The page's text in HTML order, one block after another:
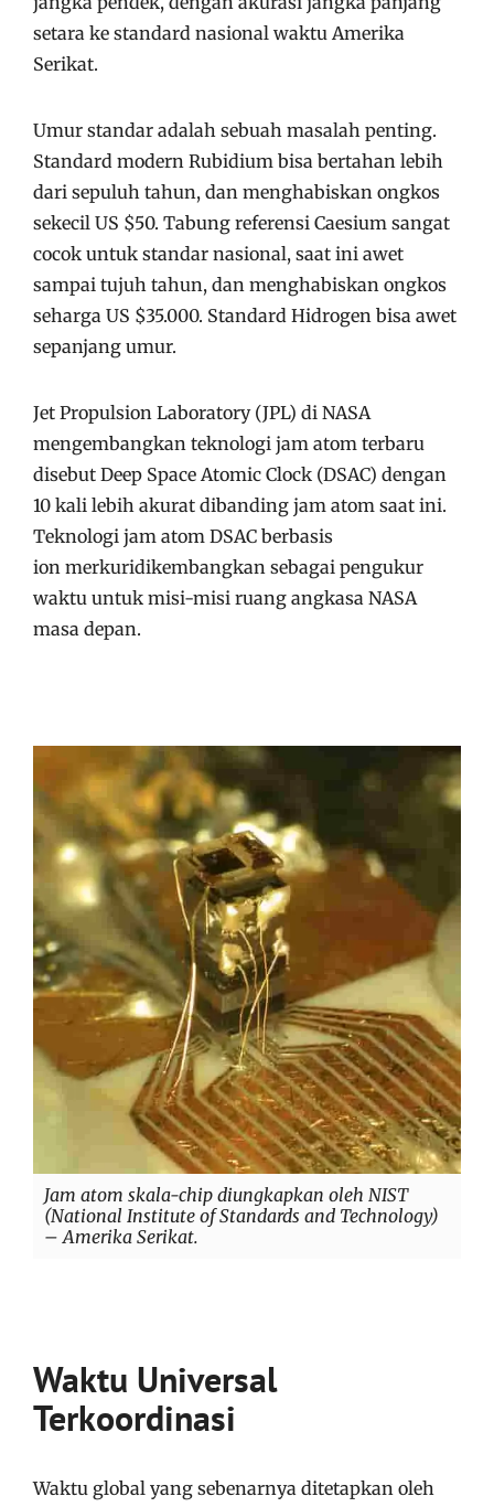
setara ke standard nasional waktu Amerika
Serikat.
Umur standar adalah sebuah masalah penting.
Standard modern Rubidium bisa bertahan lebih
dari sepuluh tahun, dan menghabiskan ongkos
sekecil US $50. Tabung referensi Caesium sangat
cocok untuk standar nasional, saat ini awet
sampai tujuh tahun, dan menghabiskan ongkos
seharga US $35.000. Standard Hidrogen bisa awet
sepanjang umur.
Jet Propulsion Laboratory (JPL) di NASA
mengembangkan teknologi jam atom terbaru
disebut Deep Space Atomic Clock (DSAC) dengan
10 kali lebih akurat dibanding jam atom saat ini.
Teknologi jam atom DSAC berbasis
ion merkuridikembangkan sebagai pengukur
waktu untuk misi-misi ruang angkasa NASA
masa depan.
Jam atom skala-chip diungkapkan oleh NIST
(National Institute of Standards and Technology)
– Amerika Serikat.
Waktu Universal
Terkoordinasi
Waktu global yang sebenarnya ditetapkan oleh